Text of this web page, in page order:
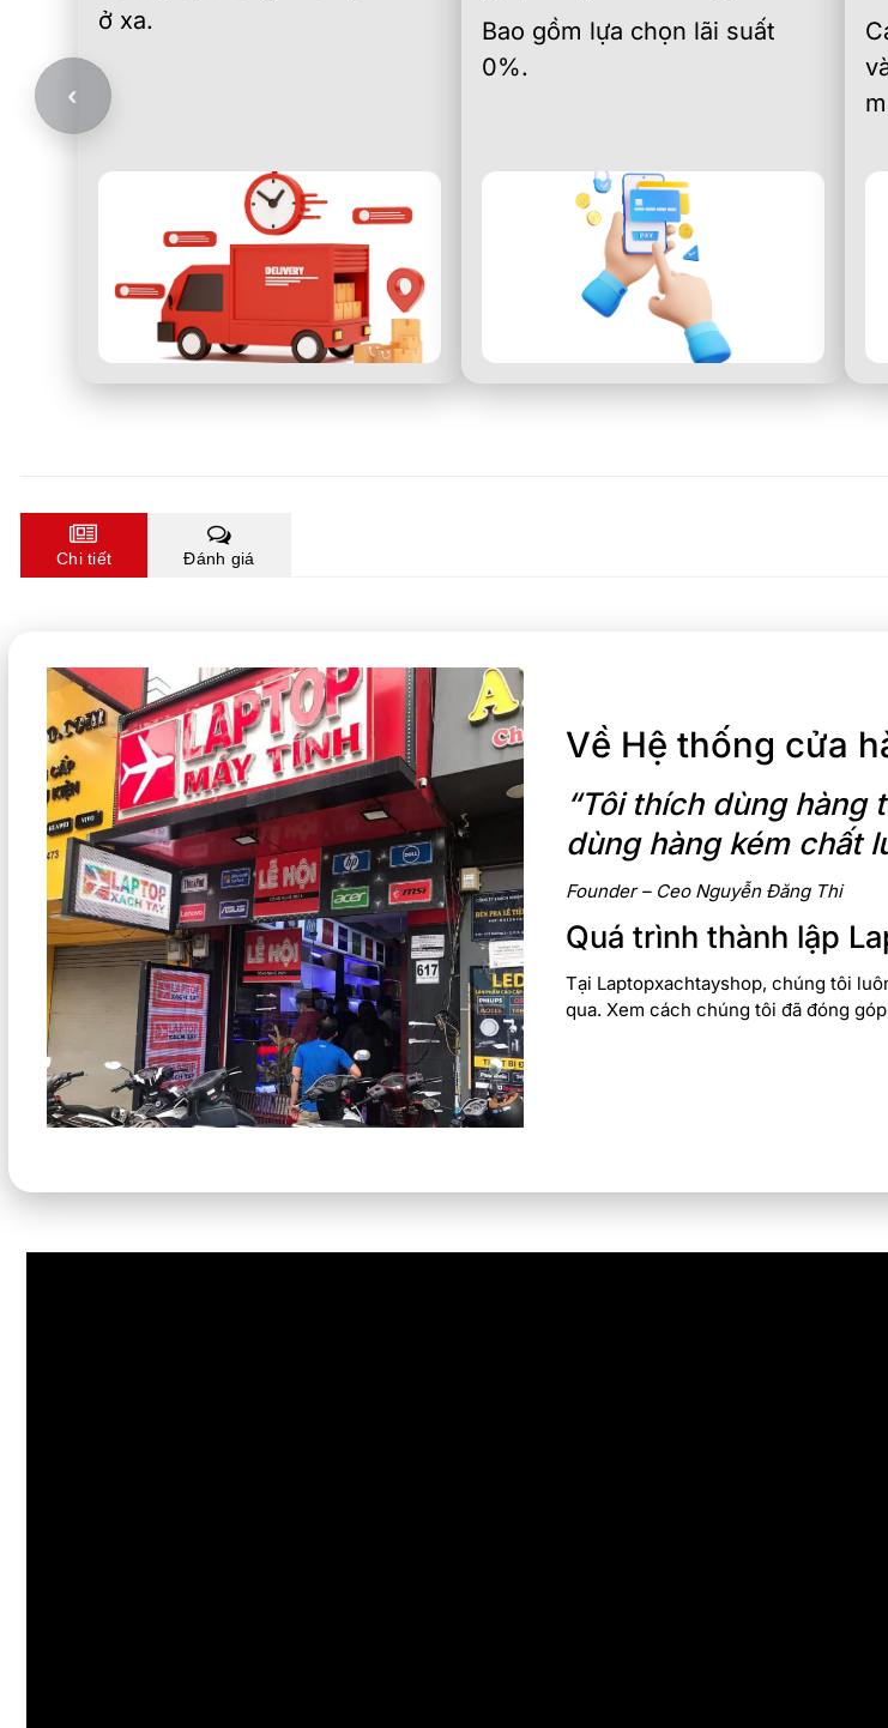
‹
ở xa.
Bao gồm lựa chọn lãi suất
0%.
Chi tiết Đánh giá
Về Hệ thống cửa
“Tôi thích dùng hàng
dùng hàng kém chất
Founder – Ceo Nguyễn Đăng Thi
Quá trình thành lập
Tại Laptopxachtayshop, chúng tôi
qua. Xem cách chúng tôi đã đóng